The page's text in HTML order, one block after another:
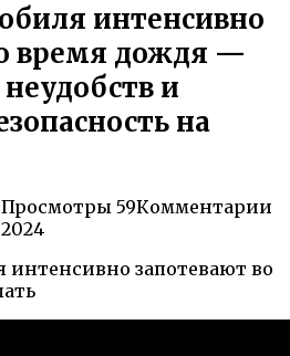
интенсивно
время дождя —
и
на
Просмотры 59Комментарии